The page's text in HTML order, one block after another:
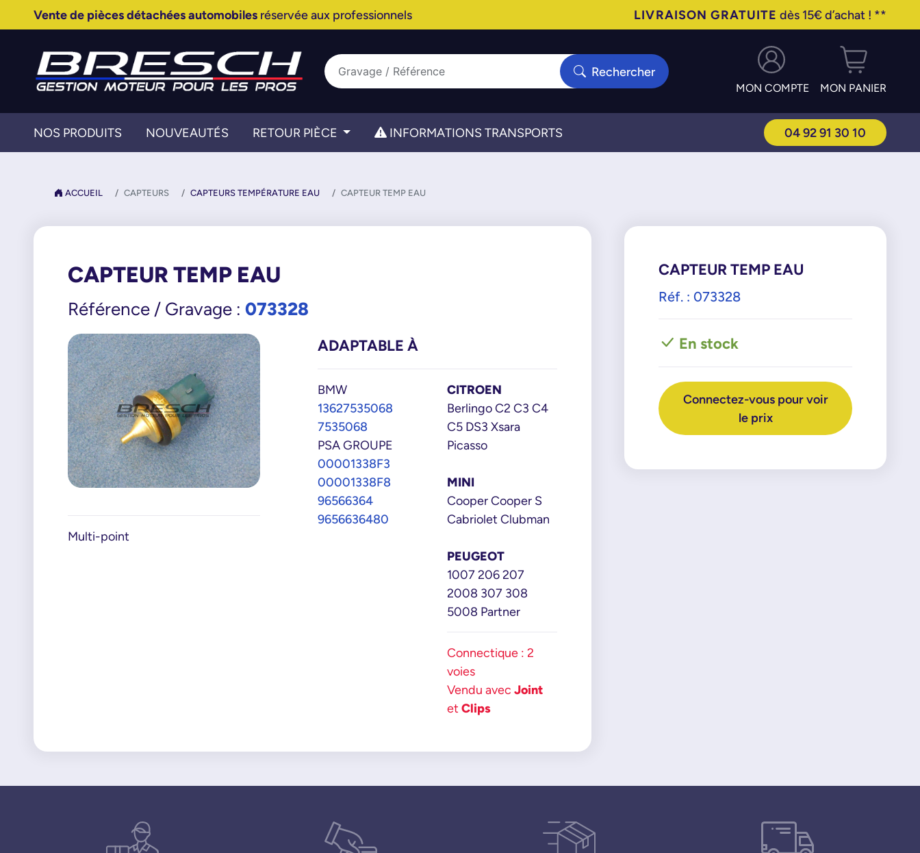
Vente de pièces détachées automobilesréservée aux professionnels LIVRAISON GRATUITE dès 15€ d’achat ! **
Rechercher
MON COMPTE MON PANIER
NOS PRODUITS NOUVEAUTÉS RETOUR PIÈCE INFORMATIONS TRANSPORTS 04 92 91 30 10
ACCUEIL CAPTEURS CAPTEURS TEMPÉRATURE EAU CAPTEUR TEMP EAU
CAPTEUR TEMP EAU
Référence / Gravage : 073328
Multi-point
ADAPTABLE À
BMW
13627535068
7535068
PSA GROUPE
00001338F3
00001338F8
96566364
9656636480
CITROEN
Berlingo C2 C3 C4
C5 DS3 Xsara
Picasso
MINI
Cooper Cooper S
Cabriolet Clubman
PEUGEOT
1007 206 207
2008 307 308
5008 Partner
Connectique : 2
voies
Vendu avec Joint
et Clips
CAPTEUR TEMP EAU
Réf. : 073328
En stock
Connectez-vous pour voir
le prix